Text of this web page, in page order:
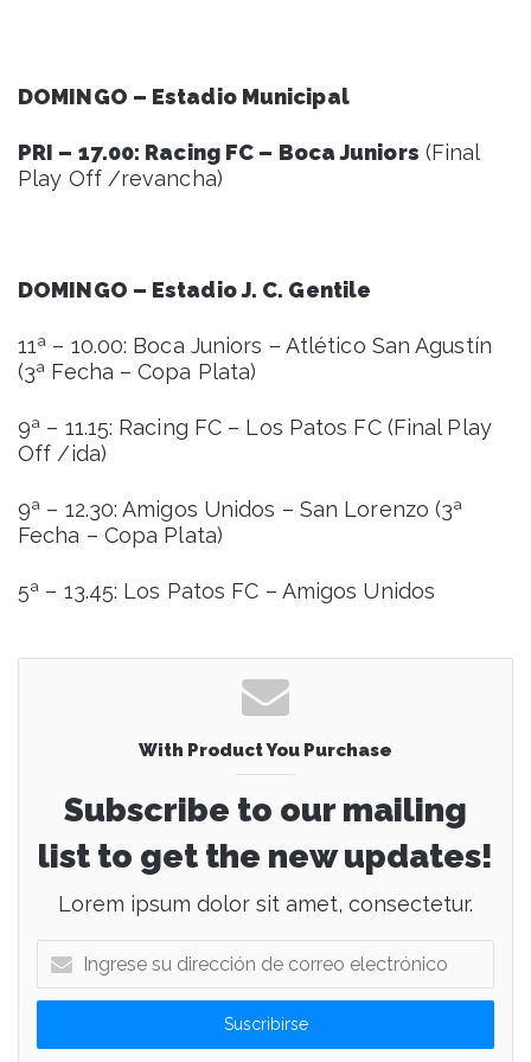
DOMINGO – Estadio Municipal
PRI – 17.00: Racing FC – Boca Juniors (Final
Play Off /revancha)
DOMINGO – Estadio J. C. Gentile
11ª – 10.00: Boca Juniors – Atlético San Agustín
(3ª Fecha – Copa Plata)
9ª – 11.15: Racing FC – Los Patos FC (Final Play
Off /ida)
9ª – 12.30: Amigos Unidos – San Lorenzo (3ª
Fecha – Copa Plata)
5ª – 13.45: Los Patos FC – Amigos Unidos
With Product You Purchase
Subscribe to our mailing
list to get the new updates!
Lorem ipsum dolor sit amet, consectetur.
g
e